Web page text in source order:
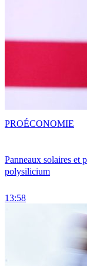
Panneaux solaires et
polysilicium
13:58
PROÉCONOMIE